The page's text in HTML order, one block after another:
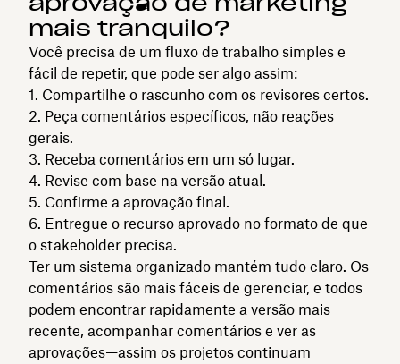
mais tranquilo?
Você precisa de um fluxo de trabalho simples e
fácil de repetir, que pode ser algo assim:
Compartilhe o rascunho com os revisores certos.
Peça comentários específicos, não reações
gerais.
Receba comentários em um só lugar.
Revise com base na versão atual.
Confirme a aprovação final.
Entregue o recurso aprovado no formato de que
o stakeholder precisa.
Ter um sistema organizado mantém tudo claro. Os
comentários são mais fáceis de gerenciar, e todos
podem encontrar rapidamente a versão mais
recente, acompanhar comentários e ver as
aprovações—assim os projetos continuam